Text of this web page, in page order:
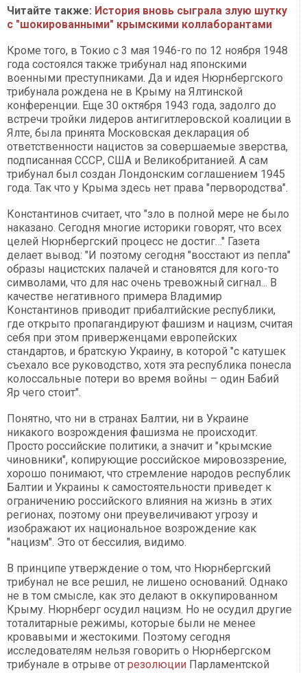
Читайте также: История вновь сыграла злую шутку
с "шокированными" крымскими коллаборантами
Кроме того, в Токио с 3 мая 1946-го по 12 ноября 1948
года состоялся также трибунал над японскими
военными преступниками. Да и идея Нюрнбергского
трибунала рождена не в Крыму на Ялтинской
конференции. Еще 30 октября 1943 года, задолго до
встречи тройки лидеров антигитлеровской коалиции в
Ялте, была принята Московская декларация об
ответственности нацистов за совершаемые зверства,
подписанная СССР, США и Великобританией. А сам
трибунал был создан Лондонским соглашением 1945
года. Так что у Крыма здесь нет права "первородства".
Константинов считает, что "зло в полной мере не было
наказано. Сегодня многие историки говорят, что всех
целей Нюрнбергский процесс не достиг…" Газета
делает вывод: "И поэтому сегодня "восстают из пепла"
образы нацистских палачей и становятся для кого-то
символами, что для нас очень тревожный сигнал... В
качестве негативного примера Владимир
Константинов приводит прибалтийские республики,
где открыто пропагандируют фашизм и нацизм, считая
себя при этом приверженцами европейских
стандартов, и братскую Украину, в которой "с катушек
съехало все руководство, хотя эта республика понесла
колоссальные потери во время войны – один Бабий
Яр чего стоит".
Понятно, что ни в странах Балтии, ни в Украине
никакого возрождения фашизма не происходит.
Просто российские политики, а значит и "крымские
чиновники", копирующие российское мировоззрение,
хорошо понимают, что стремление народов республик
Балтии и Украины к самостоятельности приведет к
ограничению российского влияния на жизнь в этих
регионах, поэтому они преувеличивают угрозу и
изображают их национальное возрождение как
"нацизм". Это от бессилия, видимо.
В принципе утверждение о том, что Нюрнбергский
трибунал не все решил, не лишено оснований. Однако
не в том смысле, как это делают в оккупированном
Крыму. Нюрнберг осудил нацизм. Но не осудил другие
тоталитарные режимы, которые были не менее
кровавыми и жестокими. Поэтому сегодня
исследователям нельзя говорить о Нюрнбергском
трибунале в отрыве от резолюции Парламентской